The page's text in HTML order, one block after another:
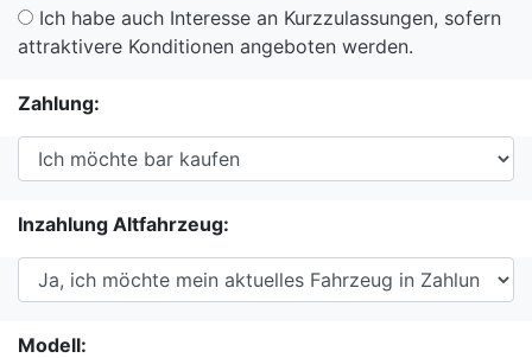
Ich habe auch Interesse an Kurzzulassungen, sofern
attraktivere Konditionen angeboten werden.
Zahlung:
Inzahlung Altfahrzeug:
Modell: